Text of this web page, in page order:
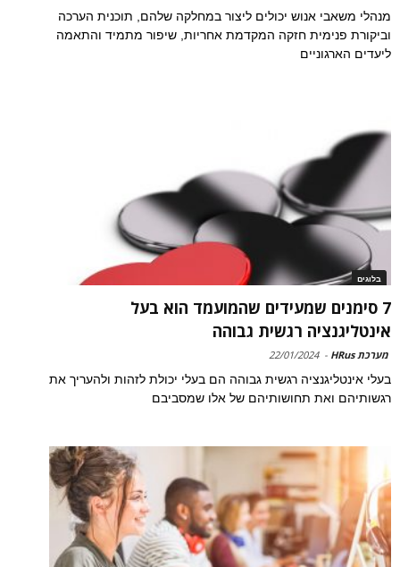
מנהלי משאבי אנוש יכולים ליצור במחלקה שלהם, תוכנית הערכה
וביקורת פנימית חזקה המקדמת אחריות, שיפור מתמיד והתאמה
ליעדים הארגוניים
בלוגים
7 סימנים שמעידים שהמועמד הוא בעל
אינטליגנציה רגשית גבוהה
מערכת HRus -
22/01/2024
בעלי אינטליגנציה רגשית גבוהה הם בעלי יכולת לזהות ולהעריך את
רגשותיהם ואת תחושותיהם של אלו שמסביבם